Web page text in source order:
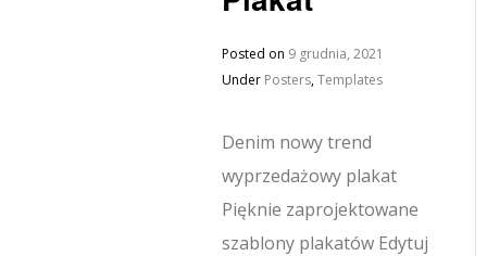
Posted on 9 grudnia, 2021
Under Posters,Templates
Denim nowy trend
wyprzedażowy plakat
Pięknie zaprojektowane
szablony plakatów Edytuj